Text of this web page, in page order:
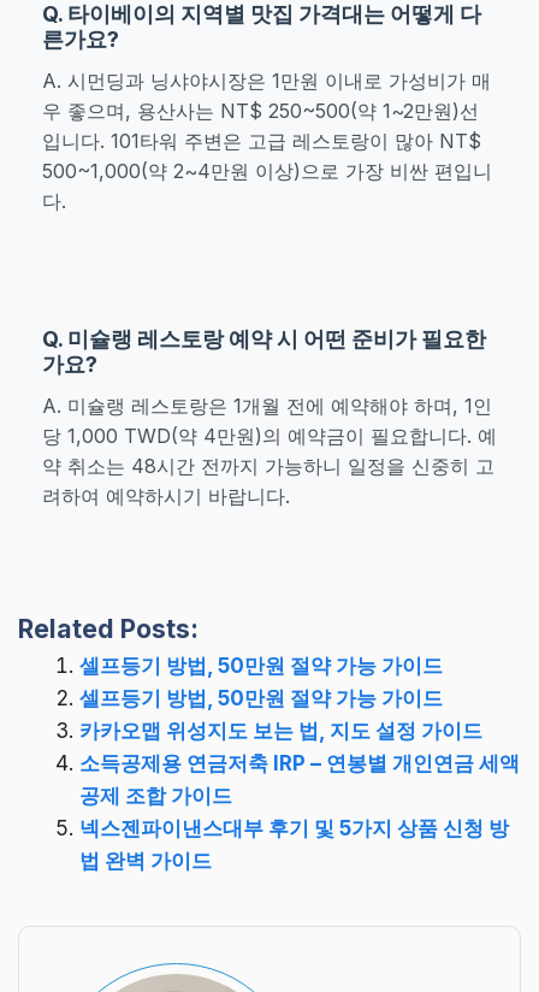
Q. 타이베이의 지역별 맛집 가격대는 어떻게 다
른가요?
A. 시먼딩과 닝샤야시장은 1만원 이내로 가성비가 매
우 좋으며, 용산사는 NT$ 250~500(약 1~2만원)선
입니다. 101타워 주변은 고급 레스토랑이 많아 NT$
500~1,000(약 2~4만원 이상)으로 가장 비싼 편입니
다.
Q. 미슐랭 레스토랑 예약 시 어떤 준비가 필요한
가요?
A. 미슐랭 레스토랑은 1개월 전에 예약해야 하며, 1인
당 1,000 TWD(약 4만원)의 예약금이 필요합니다. 예
약 취소는 48시간 전까지 가능하니 일정을 신중히 고
려하여 예약하시기 바랍니다.
Related Posts:
셀프등기 방법, 50만원 절약 가능 가이드
셀프등기 방법, 50만원 절약 가능 가이드
카카오맵 위성지도 보는 법, 지도 설정 가이드
소득공제용 연금저축 IRP – 연봉별 개인연금 세액
공제 조합 가이드
넥스젠파이낸스대부 후기 및 5가지 상품 신청 방
법 완벽 가이드